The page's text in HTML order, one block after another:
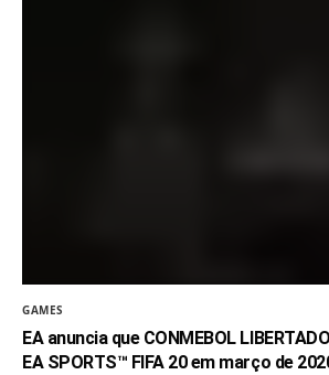
GAMES
EA anuncia que CONMEBOL
EA SPORTS™ FIFA 20 em março de